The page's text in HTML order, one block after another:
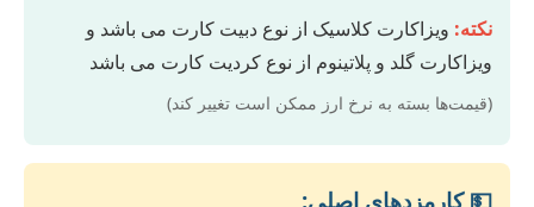
نکته: ویزاکارت کلاسیک از نوع دبیت کارت می باشد و
ویزاکارت گلد و پلاتینوم از نوع کردیت کارت می باشد
(قیمت‌ها بسته به نرخ ارز ممکن است تغییر کند)
💵 کارمزدهای اصلی: